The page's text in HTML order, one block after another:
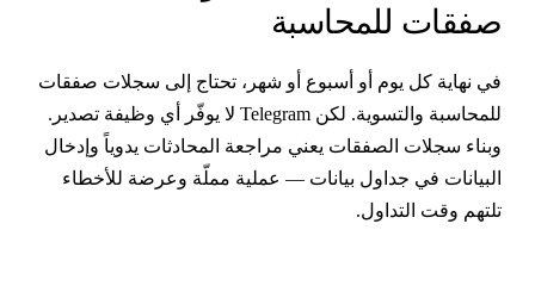
للمحاسبة
نهاية كل يوم أو أسبوع أو شهر، تحتاج إلى سجلات صفقات
للمحاسبة والتسوية. لكن Telegram لا يوفّر أي وظيفة تصدير.
سجلات الصفقات يعني مراجعة المحادثات يدوياً وإدخال
في جداول بيانات — عملية مملّة وعرضة للأخطاء
وقت التداول.